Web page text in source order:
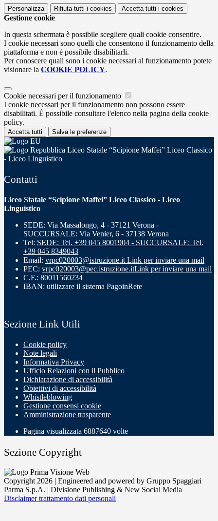
Personalizza Rifiuta tutti i cookies Accetta tutti i cookies
Gestione cookie
In questa schermata è possibile scegliere quali cookie consentire.
I cookie necessari sono quelli che consentono il funzionamento della
piattaforma e non è possibile disabilitarli.
Per conoscere quali sono i cookie necessari al funzionamento potete
visionare la COOKIE POLICY.
Cookie necessari per il funzionamento
I cookie necessari per il funzionamento non possono essere
disabilitati. È possibile consultare l'elenco nella pagina della cookie
policy.
Accetta tutti Salva le preferenze
Liceo Statale “Scipione Maffei” Liceo Classico
- Liceo Linguistico
Contatti
Liceo Statale “Scipione Maffei” Liceo Classico - Liceo
Linguistico
SEDE: Via Massalongo, 4 - 37121 Verona -
SUCCURSALE: Via Venier, 6 - 37138 Verona
Tel: SEDE: Tel. +39 045 8001904 - SUCCURSALE: Tel.
+39 045 8349043
Email: vrpc020003@istruzione.it Link per inviare una mail
PEC: vrpc020003@pec.istruzione.itLink per inviare una mail
C.F.: 80011560234
IBAN: utilizzare il sistema PagoinRete
Sezione Link Utili
Cookie policy
Note legali
Informativa Privacy
Ufficio Relazioni con il Pubblico
Dichiarazione di accessibilità
Obiettivi di accessibilità
Whistleblowing
Gestione consensi cookie
Amministrazione trasparente
Pagina visualizzata 6887640 volte
Sezione Copyright
Copyright 2026 | Engineered and powered by Gruppo Spaggiari
Parma S.p.A. | Divisione Publishing & New Social Media
Disclaimer trattamento dati personali